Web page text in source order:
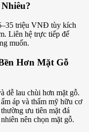
triệu VNĐ tùy kích
Liên hệ trực tiếp để
muốn.
Hơn Mặt Gỗ
dễ lau chùi hơn mặt gỗ.
áp và thẩm mỹ hữu cơ
ưu tiên mặt đá
nên chọn mặt gỗ.